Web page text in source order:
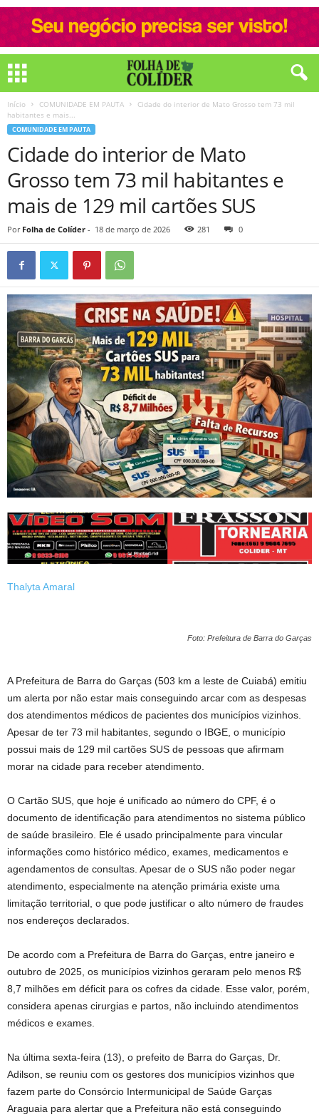
Início COMUNIDADE EM PAUTA
Cidade do interior de Mato Grosso tem 73 mil
habitantes e mais...
COMUNIDADE EM PAUTA
Cidade do interior de Mato
Grosso tem 73 mil habitantes e
mais de 129 mil cartões SUS
Por Folha de Colíder - 18 de março de 2026 281 0
Thalyta Amaral
Foto: Prefeitura de Barra do Garças
A Prefeitura de Barra do Garças (503 km a leste de Cuiabá) emitiu
um alerta por não estar mais conseguindo arcar com as despesas
dos atendimentos médicos de pacientes dos municípios vizinhos.
Apesar de ter 73 mil habitantes, segundo o IBGE, o município
possui mais de 129 mil cartões SUS de pessoas que afirmam
morar na cidade para receber atendimento.
O Cartão SUS, que hoje é unificado ao número do CPF, é o
documento de identificação para atendimentos no sistema público
de saúde brasileiro. Ele é usado principalmente para vincular
informações como histórico médico, exames, medicamentos e
agendamentos de consultas. Apesar de o SUS não poder negar
atendimento, especialmente na atenção primária existe uma
limitação territorial, o que pode justificar o alto número de fraudes
nos endereços declarados.
De acordo com a Prefeitura de Barra do Garças, entre janeiro e
outubro de 2025, os municípios vizinhos geraram pelo menos R$
8,7 milhões em déficit para os cofres da cidade. Esse valor, porém,
considera apenas cirurgias e partos, não incluindo atendimentos
médicos e exames.
Na última sexta-feira (13), o prefeito de Barra do Garças, Dr.
Adilson, se reuniu com os gestores dos municípios vizinhos que
fazem parte do Consórcio Intermunicipal de Saúde Garças
Araguaia para alertar que a Prefeitura não está conseguindo